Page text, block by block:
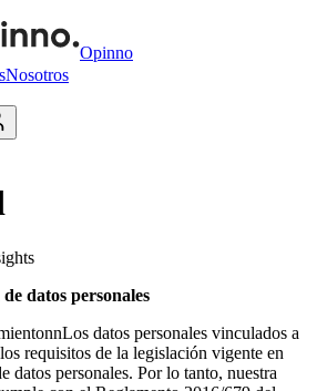
Opinno
Nosotros
datos personales
datos personales vinculados a
requisitos de la legislación vigente en
datos personales. Por lo tanto, nuestra